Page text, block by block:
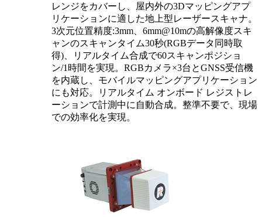
レンジをカバーし、屋内外の3Dマッピングアプ
リケーションに適した地上型レーザースキャナ。
3次元位置精度:3mm、6mm@10mの高解像度スキ
ャンのスキャンタイム30秒(RGBデータ同時取
得)、リアルタイム合成で60スキャンポジショ
ン/1時間を実現。RGBカメラ×3台とGNSS受信機
を内蔵し、モバイルマッピングアプリケーション
にも対応。リアルタイム オンボード レジストレ
ーションで計測中に自動合成。整準不要で、現場
での効率化を実現。